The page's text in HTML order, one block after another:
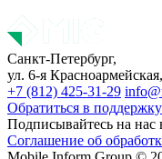
Санкт-Петербург,
ул. 6-я
+7 (812) 425-31-29
Обратиться в поддержку
Подписывайтесь на нас
Соглашение об